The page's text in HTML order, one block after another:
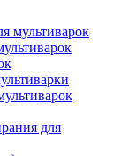
мультиварок
для